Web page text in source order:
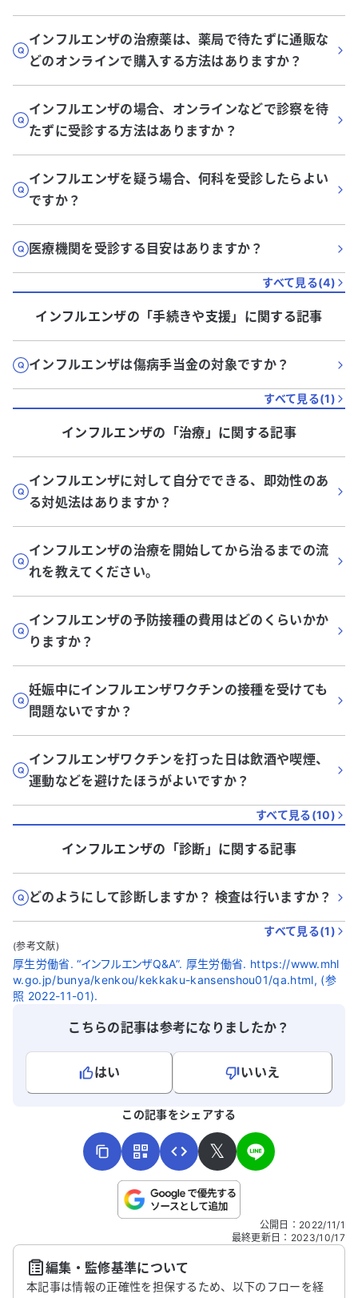
インフルエンザの治療薬は、薬局で待たずに通販な
どのオンラインで購入する方法はありますか？
インフルエンザの場合、オンラインなどで診察を待
たずに受診する方法はありますか？
インフルエンザを疑う場合、何科を受診したらよい
ですか？
医療機関を受診する目安はありますか？
すべて見る(4)
インフルエンザの「手続きや支援」に関する記事
インフルエンザは傷病手当金の対象ですか？
すべて見る(1)
インフルエンザの「治療 」に関する記事
インフルエンザに対して自分でできる、即効性のあ
る対処法はありますか？
インフルエンザの治療を開始してから治るまでの流
れを教えてください。
インフルエンザの予防接種の費用はどのくらいかか
りますか？
妊娠中にインフルエンザワクチンの接種を受けても
問題ないですか？
インフルエンザワクチンを打った日は飲酒や喫煙、
運動などを避けたほうがよいですか？
すべて見る(10)
インフルエンザの「診断 」に関する記事
どのようにして診断しますか？ 検査は行いますか？
すべて見る(1)
(参考文献)
厚生労働省. “インフルエンザQ&A”. 厚生労働省. https://www.mhl
w.go.jp/bunya/kenkou/kekkaku-kansenshou01/qa.html, (参
照 2022-11-01).
こちらの記事は参考になりましたか？
はい
いいえ
こちらは送信専用のフォームです。氏名やご自身の病気の詳細な
送信する
この記事をシェアする
𝕏
公開日 ： 2022/11/1
最終更新日 ： 2023/10/17
編集・監修基準について
本記事は情報の正確性を担保するため、以下のフローを経